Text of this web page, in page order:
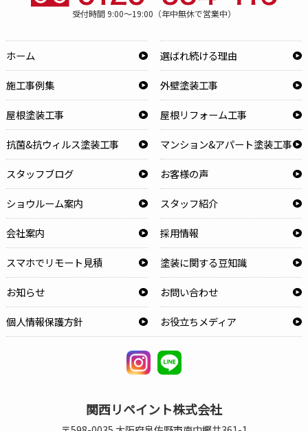
受付時間 9:00～19:00（年中無休で営業中）
ホーム 選ばれ続ける理由
施工事例集 外壁塗装工事
屋根塗装工事 屋根リフォーム工事
抗菌&抗ウィルス塗装工事 マンション&アパート塗装工事
スタッフブログ お客様の声
ショウルーム案内 スタッフ紹介
会社案内 採用情報
スマホでリモート見積 塗装に関する豆知識
お知らせ お問い合わせ
個人情報保護方針 お役立ちメディア
関西リペイント株式会社